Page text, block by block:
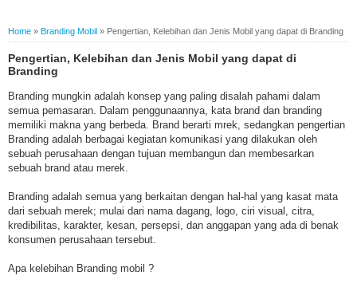
Home » Branding Mobil » Pengertian, Kelebihan dan Jenis Mobil yang dapat di Branding
Pengertian, Kelebihan dan Jenis Mobil yang dapat di
Branding
Branding mungkin adalah konsep yang paling disalah pahami dalam
semua pemasaran. Dalam penggunaannya, kata brand dan branding
memiliki makna yang berbeda. Brand berarti mrek, sedangkan pengertian
Branding adalah berbagai kegiatan komunikasi yang dilakukan oleh
sebuah perusahaan dengan tujuan membangun dan membesarkan
sebuah brand atau merek.
Branding adalah semua yang berkaitan dengan hal-hal yang kasat mata
dari sebuah merek; mulai dari nama dagang, logo, ciri visual, citra,
kredibilitas, karakter, kesan, persepsi, dan anggapan yang ada di benak
konsumen perusahaan tersebut.
Apa kelebihan Branding mobil ?